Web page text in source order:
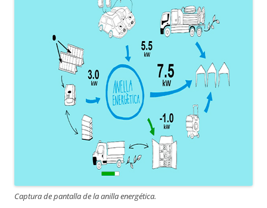
Captura de pantalla de la anilla energética.